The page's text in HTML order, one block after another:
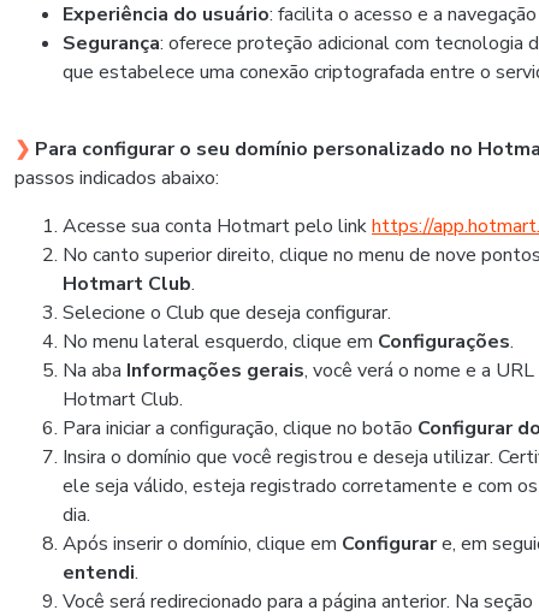
Experiência do usuário: facilita o acesso e a
Segurança: oferece proteção adicional com tecnologia
que estabelece uma conexão criptografada entre o
❯ Para configurar o seu domínio personalizado no
passos indicados abaixo:
Acesse sua conta Hotmart pelo linkhttps://
No canto superior direito, clique no menu de nove
Hotmart Club.
Selecione o Club que deseja configurar.
No menu lateral esquerdo, clique em Configurações.
Na aba Informações gerais, você verá o nome e a
Hotmart Club.
Para iniciar a configuração, clique no botão Configurar
Insira o domínio que você registrou e deseja utilizar.
ele seja válido, esteja registrado corretamente e com
dia.
Após inserir o domínio, clique em Configurare, em
entendi.
Você será redirecionado para a página anterior. Na seção